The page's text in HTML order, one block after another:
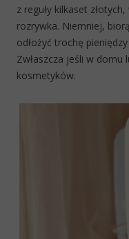
z reguły kilkaset
rozrywka. Niemniej,
odłożyć trochę
Zwłaszcza jeśli w domu
kosmetyków.